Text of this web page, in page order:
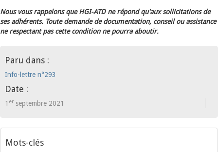
Nous vous rappelons que HGI-ATD ne répond qu'aux sollicitations de
ses adhérents. Toute demande de documentation, conseil ou assistance
ne respectant pas cette condition ne pourra aboutir.
Paru dans :
Info-lettre n°293
Date :
1 er septembre 2021
Mots-clés